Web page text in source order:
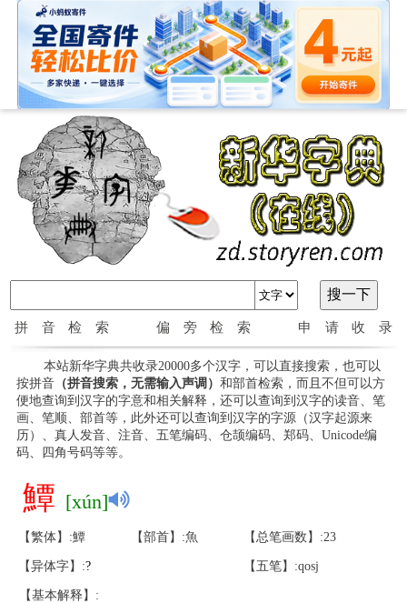
拼音检索 偏旁检索 申请收录
本站新华字典共收录20000多个汉字，可以直接搜索，也可以
按拼音（拼音搜索，无需输入声调） 和部首检索，而且不但可以方
便地查询到汉字的字意和相关解释，还可以查询到汉字的读音、笔
画、笔顺、部首等，此外还可以查询到汉字的字源（汉字起源来
历）、真人发音、注音、五笔编码、仓颉编码、郑码、Unicode编
码、四角号码等等。
鱏 [xún]
【繁体】:鱏 【部首】:魚 【总笔画数】:23
【异体字】:? 【五笔】:qosj
【基本解释】: